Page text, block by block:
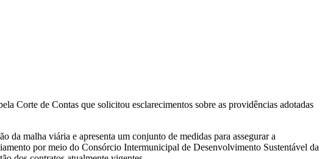
Corte de Contas que solicitou esclarecimentos sobre as providências adotadas
malha viária e apresenta um conjunto de medidas para assegurar a
por meio do Consórcio Intermunicipal de Desenvolvimento Sustentável da